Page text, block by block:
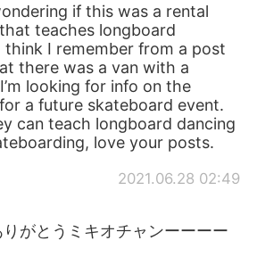
if this was a rental
teaches longboard
think I remember from a post
there was a van with a
looking for info on the
a future skateboard event.
can teach longboard dancing
love your posts.
2021.06.28 02:49
りがとうミキオチャンーーーー